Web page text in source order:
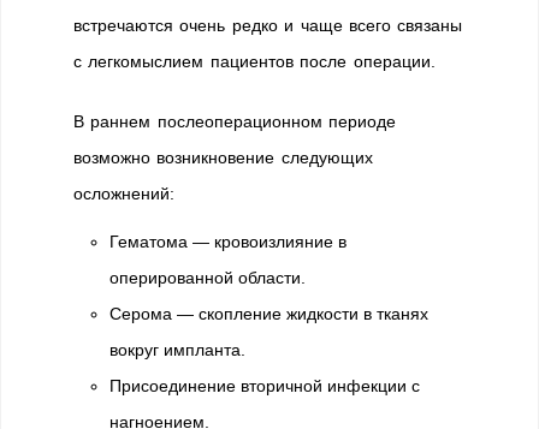
встречаются очень редко и чаще всего связаны
с легкомыслием пациентов после операции.
В раннем послеоперационном периоде
возможно возникновение следующих
осложнений:
Гематома — кровоизлияние в
оперированной области.
Серома — скопление жидкости в тканях
вокруг импланта.
Присоединение вторичной инфекции с
нагноением.